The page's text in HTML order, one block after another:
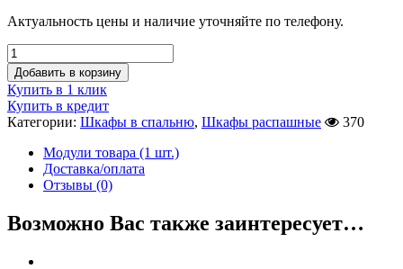
Актуальность цены и наличие уточняйте по телефону.
Добавить в корзину
Купить в 1 клик
Купить в кредит
Категории: Шкафы в спальню, Шкафы распашные
370
Модули товара (1 шт.)
Доставка/оплата
Отзывы (0)
Возможно Вас также заинтересует…